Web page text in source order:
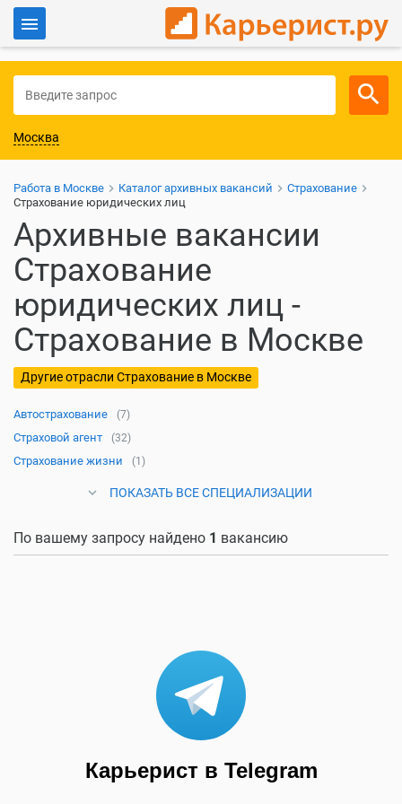
Для работодателей
Москва
Работа в Москве Каталог архивных вакансий
Страхование
Страхование юридических лиц
Архивные вакансии
Страхование
юридических лиц -
Страхование в Москве
Другие отрасли Страхование в Москве
Автострахование (7)
Страховой агент (32)
Страхование жизни (1)
ПОКАЗАТЬ ВСЕ СПЕЦИАЛИЗАЦИИ
По вашему запросу найдено 1 вакансию
Карьерист в Telegram